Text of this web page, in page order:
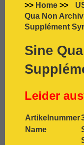
[:. Carmenère
[:. Chardonnay
[:. Chasselas
[:. Chiavennasca
[:. Cinsault
[:. Cinsaut
Cortese
[:. Dornfelder
[:. Garganega
[:. Garnacha
>> Home >>
Qua Non Archiv
Supplément
Sine
Leider
Artikelnummer
Name